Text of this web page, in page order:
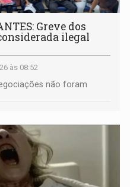
Greve dos
ilegal
às 08:52
não foram